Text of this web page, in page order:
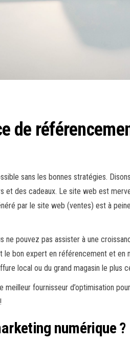
de
sans les bonnes stratégies.
des cadeaux. Le site web est
par le site web (ventes) est à
pouvez pas assister à une
bon expert en référencement et en
local ou du grand magasin le plus
fournisseur d’optimisation
numérique ?